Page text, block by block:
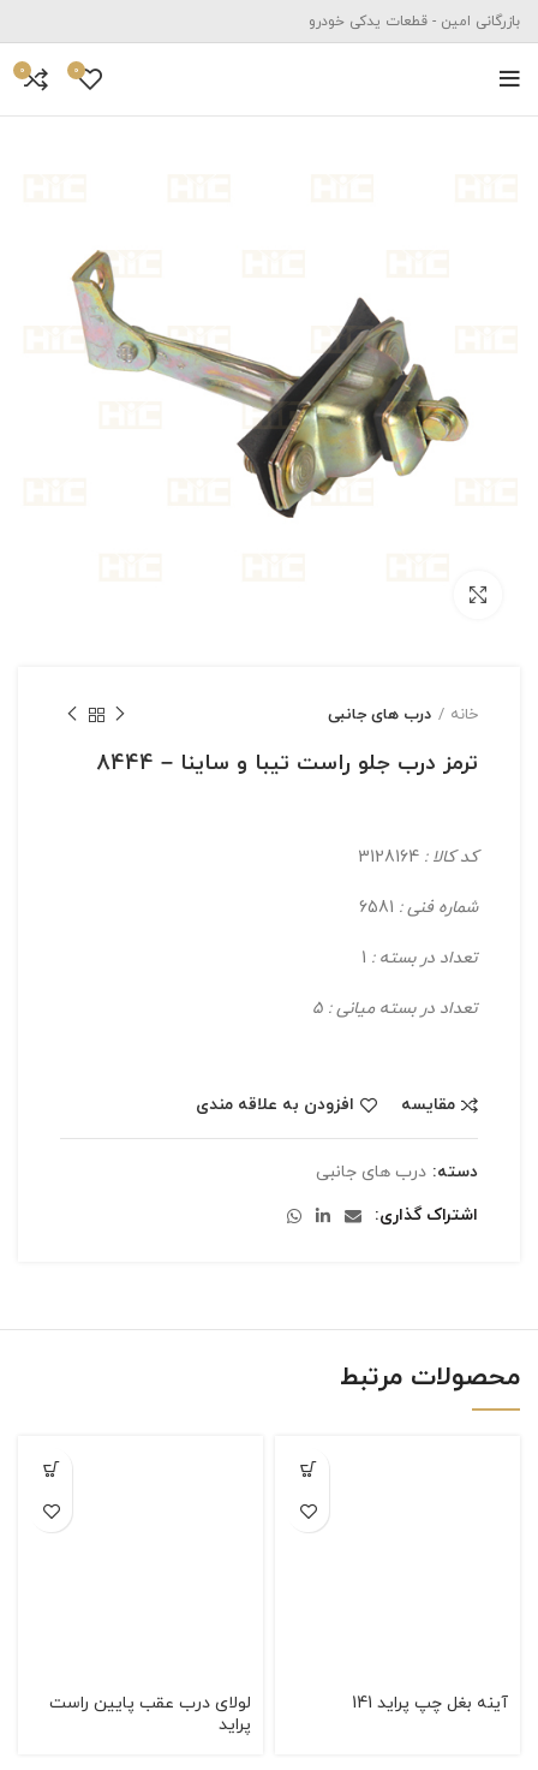
بازرگانی امین - قطعات یدکی خودرو
0
0
خانه درب های جانبی
ترمز درب جلو راست تیبا و ساینا – 8444
کد کالا :
شماره فنی :
تعداد در بسته :
تعداد در بسته میانی : 5
مقایسه افزودن به علاقه مندی
دسته: درب های جانبی
اشتراک گذاری
محصولات مرتبط
آینه بغل چپ پراید 141
لولای درب عقب پایین راست
پراید